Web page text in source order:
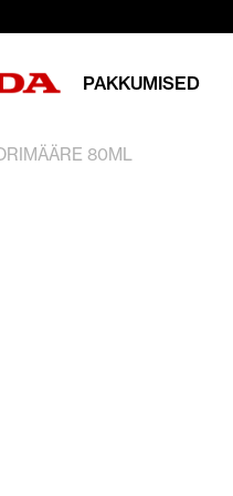
PAKKUMISED
80ML